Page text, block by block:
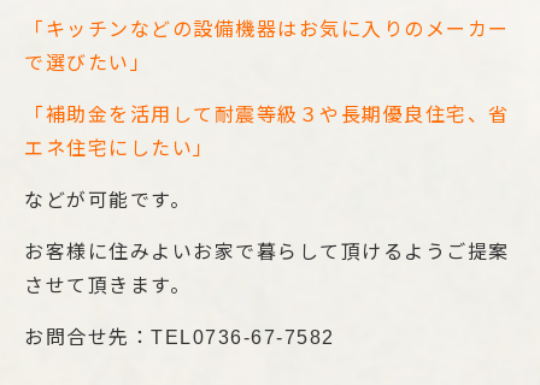
「キッチンなどの設備機器はお気に入りのメーカー
で選びたい」
「補助金を活用して耐震等級３や長期優良住宅、省
エネ住宅にしたい」
などが可能です。
お客様に住みよいお家で暮らして頂けるようご提案
させて頂きます。
お問合せ先：TEL0736-67-7582